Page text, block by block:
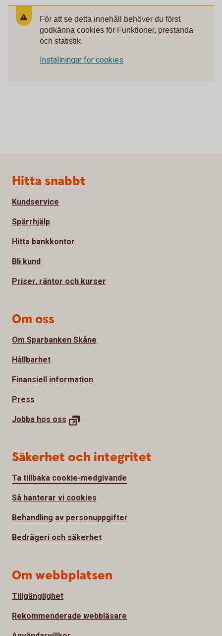
För att se detta innehåll behöver du först
godkänna cookies för Funktioner, prestanda
och statistik.
Inställningar för cookies
Sidfot
Hitta snabbt
Kundservice
Spärrhjälp
Hitta bankkontor
Bli kund
Priser, räntor och kurser
Om oss
Om Sparbanken Skåne
Hållbarhet
Finansiell information
Press
Jobba hos oss
Säkerhet och integritet
Ta tillbaka cookie-medgivande
Så hanterar vi cookies
Behandling av personuppgifter
Bedrägeri och säkerhet
Om webbplatsen
Tillgänglighet
Rekommenderade webbläsare